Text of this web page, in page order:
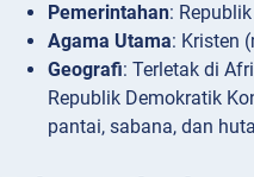
Pemerintahan:
Agama Utama: Kristen
Geografi: Terletak di
Republik Demokratik
pantai, sabana, dan